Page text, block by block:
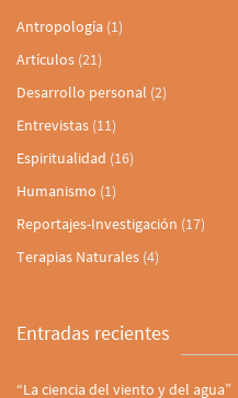
Antropología (1)
Artículos (21)
Desarrollo personal (2)
Entrevistas (11)
Espiritualidad (16)
Humanismo (1)
Reportajes-Investigación (17)
Terapias Naturales (4)
Entradas recientes
“La ciencia del viento y del agua”